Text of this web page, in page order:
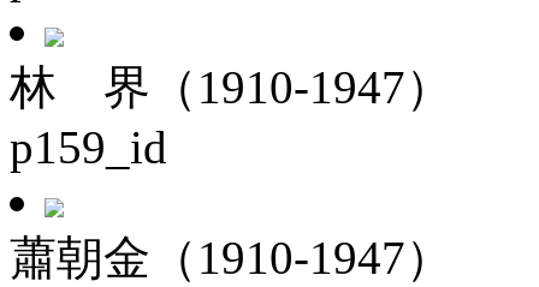
林 界（1910-1947）
p159_id
蕭朝金（1910-1947）